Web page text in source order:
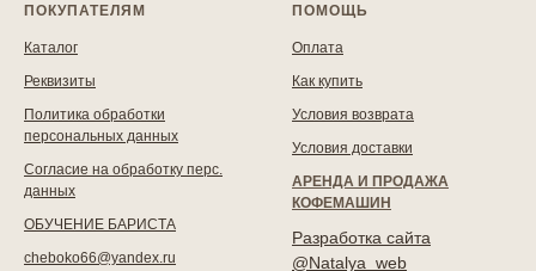
ПОКУПАТЕЛЯМ
Каталог
Реквизиты
Политика обработки
персональных данных
Согласие на обработку перс.
данных
ОБУЧЕНИЕ БАРИСТА
cheboko66@yandex.ru
ПОМОЩЬ
Оплата
Как купить
Условия возврата
Условия доставки
АРЕНДА И ПРОДАЖА
КОФЕМАШИН
Разработка сайта
@Natalya_web